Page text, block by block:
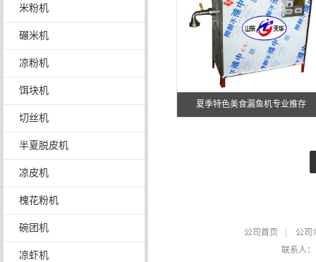
米粉机
碾米机
凉粉机
饵块机
切丝机
半夏脱皮机
凉皮机
槐花粉机
碗团机
凉虾机
夏季特色美食漏鱼机专业推存
公司首页
公司
联系人